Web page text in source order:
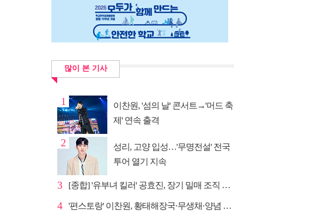
많이 본 기사
1
이찬원, '섬의 날' 콘서트→'머드 축
제' 연속 출격
2
성리, 고양 입성…'무명전설' 전국
투어 열기 지속
3 [종합] '유부녀 킬러' 공효진, 장기 밀매 조직 소탕…4...
4 '편스토랑' 이찬원, 황태해장국·무생채·양념 목살구이 ...